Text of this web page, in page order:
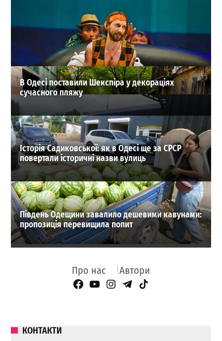
В Одесі нагадали, як не стати жертвою торгівлі
людьми
ВИБІР РЕДАКЦІЇ
В Одесі поставили Шекспіра у декораціях
сучасного пляжу
Історія Садиковської: як в Одесі ще за СРСР
повертали історичні назви вулиць
Південь Одещини завалило дешевими кавунами:
пропозиція перевищила попит
Про нас Автори
Facebook Page
YouTube
Instagram
Telegram
TikTok
КОНТАКТИ